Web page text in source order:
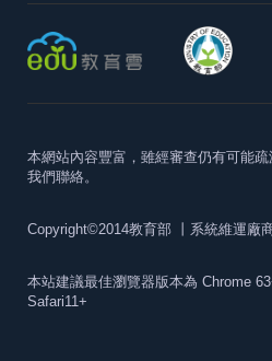
本網站內容豐富，雖經審查仍有可能疏
我們聯絡。
Copyright©2014教育部 丨系統維運廠
本站建議最佳瀏覽器版本為 Chrome
Safari11+